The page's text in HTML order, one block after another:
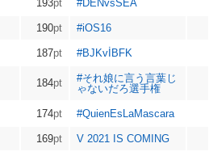
193pt #DENvsSEA
190pt #iOS16
187pt #BJKvİBFK
184pt
#それ娘に言う言葉じ
ゃないだろ選手権
174pt #QuienEsLaMascara
169pt V 2021 IS COMING